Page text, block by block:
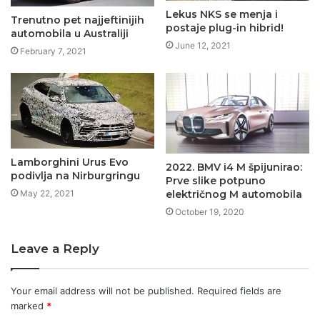
Trenutno pet najjeftinijih
automobila u Australiji
February 7, 2021
Lekus NKS se menja i
postaje plug-in hibrid!
June 12, 2021
Lamborghini Urus Evo
podivlja na Nirburgringu
May 22, 2021
2022. BMV i4 M špijunirao:
Prve slike potpuno
električnog M automobila
October 19, 2020
Leave a Reply
Your email address will not be published. Required fields are
marked *